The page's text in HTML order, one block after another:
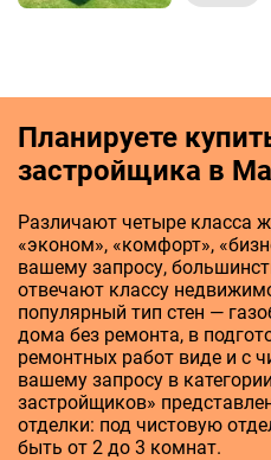
Планируете
застройщика в
Различают четыре класса
«эконом», «комфорт»,
вашему запросу,
отвечают классу
популярный тип стен —
дома без ремонта, в
ремонтных работ виде и с
вашему запросу в
застройщиков»
отделки: под чистовую
быть от 2 до 3 комнат.